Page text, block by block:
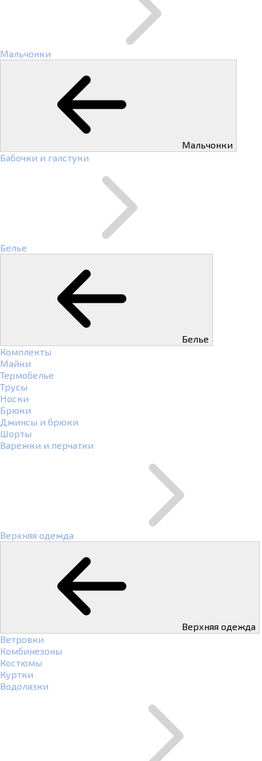
Мальчонки
Мальчонки
Бабочки и галстуки
Белье
Белье
Комплекты
Майки
Термобелье
Трусы
Носки
Брюки
Джинсы и брюки
Шорты
Варежки и перчатки
Верхняя одежда
Верхняя одежда
Ветровки
Комбинезоны
Костюмы
Куртки
Водолазки